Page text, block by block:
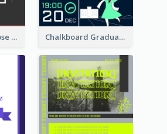
Awesome Red Rose Valentine Celebration Invitation Chalkboard Graduation Party Invitation